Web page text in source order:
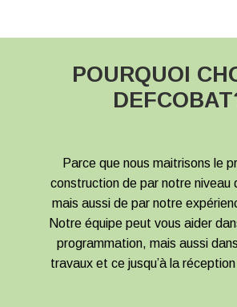
POURQUOI
Parce que nous maitrisons le
construction de par notre niveau
mais aussi de par notre
Notre équipe peut vous aider
programmation, mais aussi
travaux et ce jusqu’à la